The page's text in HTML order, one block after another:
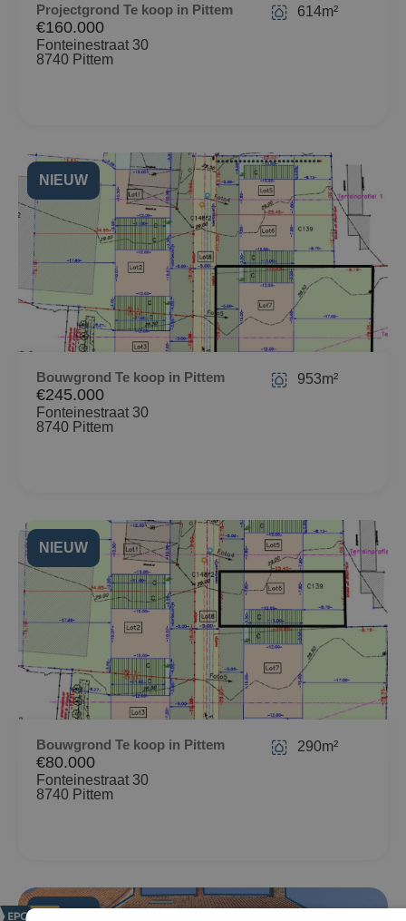
Projectgrond Te koop in Pittem
€160.000
Fonteinestraat 30
8740 Pittem
614m²
NIEUW
Bouwgrond Te koop in Pittem
€245.000
Fonteinestraat 30
8740 Pittem
953m²
NIEUW
Bouwgrond Te koop in Pittem
€80.000
Fonteinestraat 30
8740 Pittem
290m²